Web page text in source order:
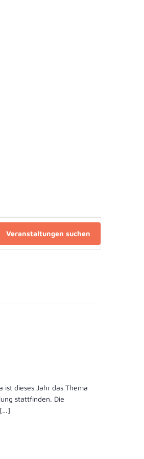
Veranstaltungen suchen
dieses Jahr das Thema
stattfinden. Die
[…]